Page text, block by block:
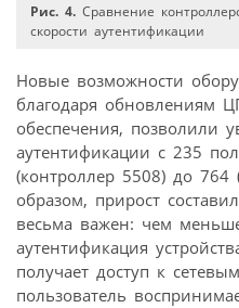
Рис. 4. Сравнение
скорости аутентификации
Новые возможности
благодаря обновлениям
обеспечения, позволили
аутентификации с 235
(контроллер 5508) до 764
образом, прирост
весьма важен: чем
аутентификация
получает доступ к
пользователь